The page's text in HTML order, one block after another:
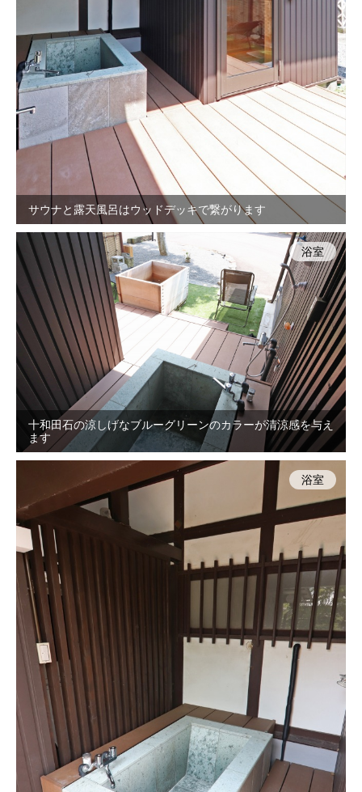
サウナと露天風呂はウッドデッキで繋がります
十和田石の涼しげなブルーグリーンのカラーが清涼感を与え
ます
浴室
浴室